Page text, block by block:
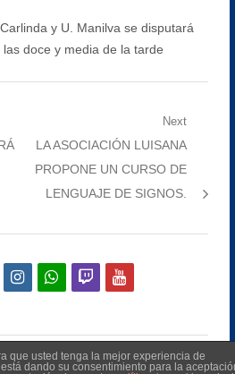
y U. Manilva se disputará
doce y media de la tarde
Next
Next
post:
LA ASOCIACIÓN LUISANA
PROPONE UN CURSO DE
LENGUAJE DE SIGNOS.
instagramwhatsapp
twitchyoutube
que usted tenga la mejor experiencia de
dando su consentimiento para la